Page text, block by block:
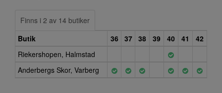
Finns i 2 av 14 butiker
Butik
36 37 38 39 40 41
42
Riekershopen, Halmstad
Anderbergs Skor, Varberg